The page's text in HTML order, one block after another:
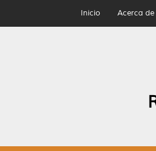
Inicio Acerca de